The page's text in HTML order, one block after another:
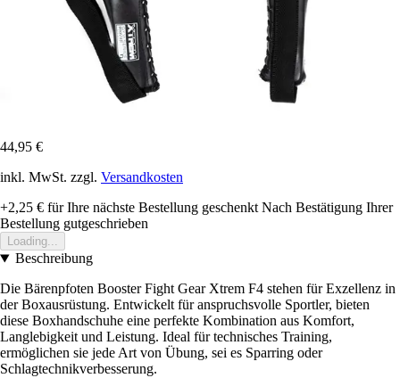
44,95 €
inkl. MwSt. zzgl. Versandkosten
+2,25 € für Ihre nächste Bestellung geschenkt Nach Bestätigung Ihrer
Bestellung gutgeschrieben
Loading...
Beschreibung
Die Bärenpfoten Booster Fight Gear Xtrem F4 stehen für Exzellenz in
der Boxausrüstung. Entwickelt für anspruchsvolle Sportler, bieten
diese Boxhandschuhe eine perfekte Kombination aus Komfort,
Langlebigkeit und Leistung. Ideal für technisches Training,
ermöglichen sie jede Art von Übung, sei es Sparring oder
Schlagtechnikverbesserung.